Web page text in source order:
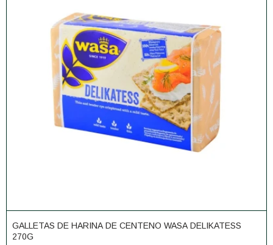
GALLETAS DE HARINA DE CENTENO WASA DELIKATESS
270G